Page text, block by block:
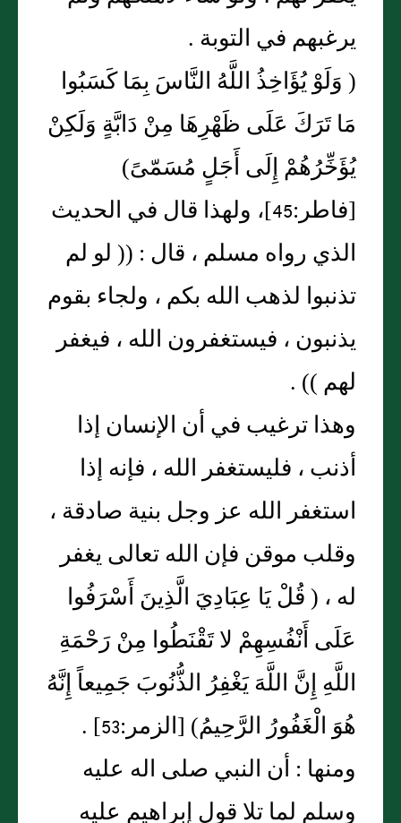
يرغبهم في التوبة .
( وَلَوْ يُؤَاخِذُ اللَّهُ النَّاسَ بِمَا كَسَبُوا
مَا تَرَكَ عَلَى ظَهْرِهَا مِنْ دَابَّةٍ وَلَكِنْ
يُؤَخِّرُهُمْ إِلَى أَجَلٍ مُسَمّىً)
[فاطر:45]، ولهذا قال في الحديث
الذي رواه مسلم ، قال : (( لو لم
تذنبوا لذهب الله بكم ، ولجاء بقوم
يذنبون ، فيستغفرون الله ، فيغفر
لهم )) .
وهذا ترغيب في أن الإنسان إذا
أذنب ، فليستغفر الله ، فإنه إذا
استغفر الله عز وجل بنية صادقة ،
وقلب موقن فإن الله تعالى يغفر
له ، ( قُلْ يَا عِبَادِيَ الَّذِينَ أَسْرَفُوا
عَلَى أَنْفُسِهِمْ لا تَقْنَطُوا مِنْ رَحْمَةِ
اللَّهِ إِنَّ اللَّهَ يَغْفِرُ الذُّنُوبَ جَمِيعاً إِنَّهُ
هُوَ الْغَفُورُ الرَّحِيمُ) [الزمر:53] .
ومنها : أن النبي صلى اله عليه
وسلم لما تلا قول إبراهيم عليه